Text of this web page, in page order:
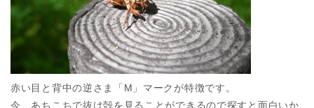
赤い目と背中の逆さま「M」マークが特徴です。
今、あちこちで抜け殻を見ることができるので探すと面白いか